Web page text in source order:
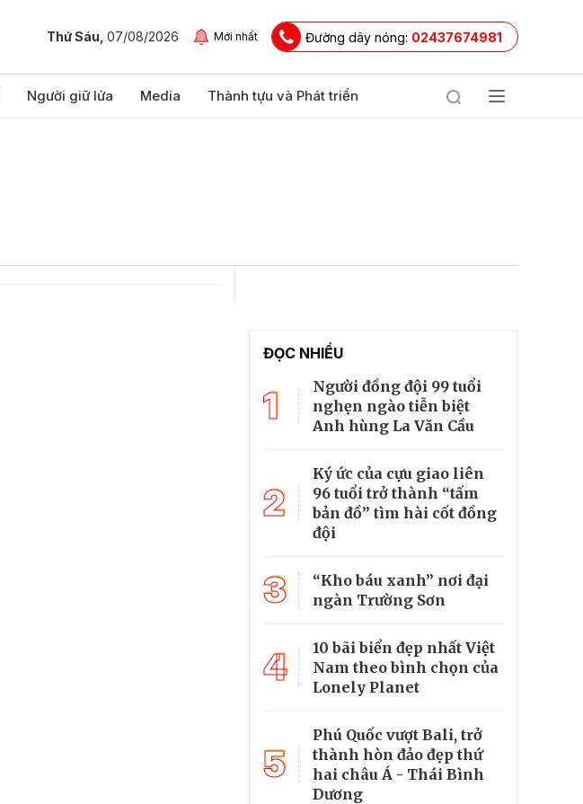
Thứ Sáu, 07/08/2026 Mới nhất Đường dây nóng: 02437674981
Người giữ lửa Media Thành tựu và Phát triển
ĐỌC NHIỀU
1
Người đồng đội 99 tuổi
nghẹn ngào tiễn biệt
Anh hùng La Văn Cầu
2
Ký ức của cựu giao liên
96 tuổi trở thành “tấm
bản đồ” tìm hài cốt đồng
đội
3
“Kho báu xanh” nơi đại
ngàn Trường Sơn
4
10 bãi biển đẹp nhất Việt
Nam theo bình chọn của
Lonely Planet
5
Phú Quốc vượt Bali, trở
thành hòn đảo đẹp thứ
hai châu Á - Thái Bình
Dương